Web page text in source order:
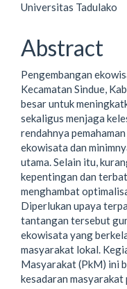
Universitas Tadulako
Abstract
Pengembangan
Kecamatan Sindue,
besar untuk
sekaligus menjaga
rendahnya
ekowisata dan
utama. Selain itu,
kepentingan dan
menghambat
Diperlukan upaya
tantangan tersebut
ekowisata yang
masyarakat lokal.
Masyarakat (PkM) ini
kesadaran